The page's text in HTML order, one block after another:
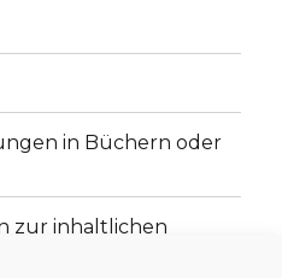
in Büchern oder
zur inhaltlichen